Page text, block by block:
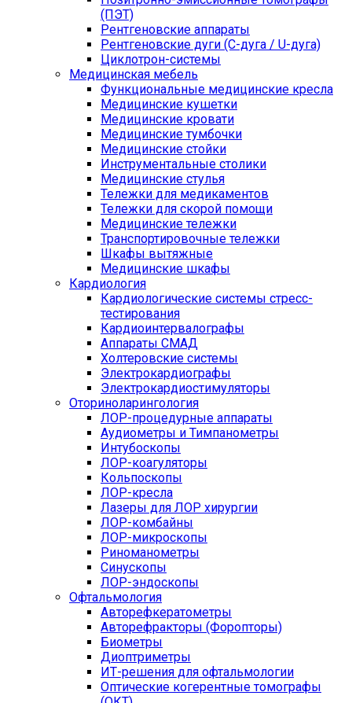
(ПЭТ)
Рентгеновские аппараты
Рентгеновские дуги (С-дуга / U-дуга)
Циклотрон-системы
Медицинская мебель
Функциональные медицинские кресла
Медицинские кушетки
Медицинские кровати
Медицинские тумбочки
Медицинские стойки
Инструментальные столики
Медицинские стулья
Тележки для медикаментов
Тележки для скорой помощи
Медицинские тележки
Транспортировочные тележки
Шкафы вытяжные
Медицинские шкафы
Кардиология
Кардиологические системы стресс-
тестирования
Кардиоинтервалографы
Аппараты СМАД
Холтеровские системы
Электрокардиографы
Электрокардиостимуляторы
Оториноларингология
ЛОР-процедурные аппараты
Аудиометры и Тимпанометры
Интубоскопы
ЛОР-коагуляторы
Кольпоскопы
ЛОР-кресла
Лазеры для ЛОР хирургии
ЛОР-комбайны
ЛОР-микроскопы
Риноманометры
Синускопы
ЛОР-эндоскопы
Офтальмология
Авторефкератометры
Авторефракторы (Форопторы)
Биометры
Диоптриметры
ИТ-решения для офтальмологии
Оптические когерентные томографы